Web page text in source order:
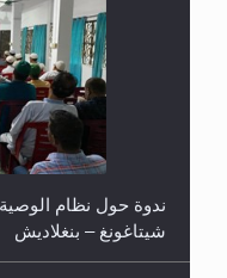
ندوة حول نظام
شيتاغونغ – بنغلاديش